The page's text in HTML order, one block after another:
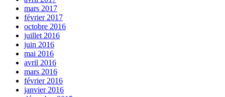
mars 2017
février 2017
octobre 2016
juillet 2016
juin 2016
mai 2016
avril 2016
mars 2016
février 2016
janvier 2016